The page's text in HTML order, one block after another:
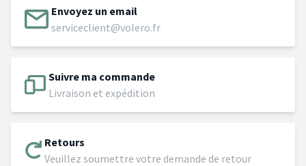
Envoyez un email
serviceclient@volero.fr
Suivre ma commande
Livraison et expédition
Retours
Veuillez soumettre votre demande de retour